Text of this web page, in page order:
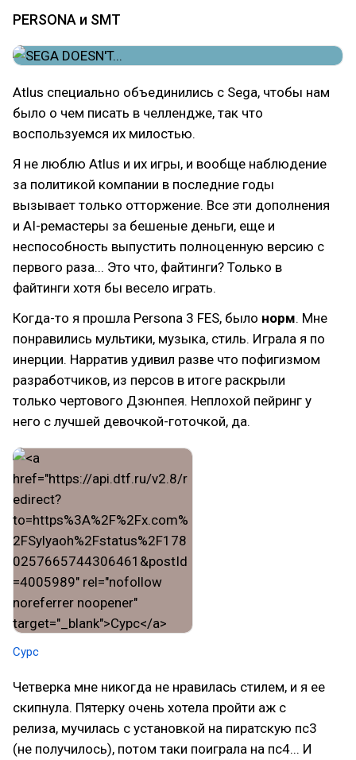
PERSONA и SMT
Atlus специально объединились с Sega, чтобы нам
было о чем писать в челлендже, так что
воспользуемся их милостью.
Я не люблю Atlus и их игры, и вообще наблюдение
за политикой компании в последние годы
вызывает только отторжение. Все эти дополнения
и AI-ремастеры за бешеные деньги, еще и
неспособность выпустить полноценную версию с
первого раза... Это что, файтинги? Только в
файтинги хотя бы весело играть.
Когда-то я прошла Persona 3 FES, было норм. Мне
понравились мультики, музыка, стиль. Играла я по
инерции. Нарратив удивил разве что пофигизмом
разработчиков, из персов в итоге раскрыли
только чертового Дзюнпея. Неплохой пейринг у
него с лучшей девочкой-готочкой, да.
Сурс
Четверка мне никогда не нравилась стилем, и я ее
скипнула. Пятерку очень хотела пройти аж с
релиза, мучилась с установкой на пиратскую пс3
(не получилось), потом таки поиграла на пс4... И